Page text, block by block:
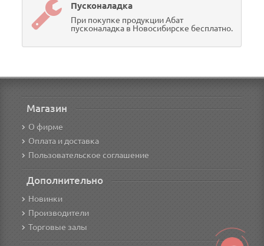
Пусконаладка
При покупке продукции Абат
пусконаладка в Новосибирске бесплатно.
Магазин
О фирме
Оплата и доставка
Пользовательское соглашение
Дополнительно
Новинки
Производители
Торговые залы